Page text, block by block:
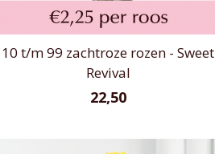
10 t/m 99 zachtroze rozen - Sweet
Revival
22,50